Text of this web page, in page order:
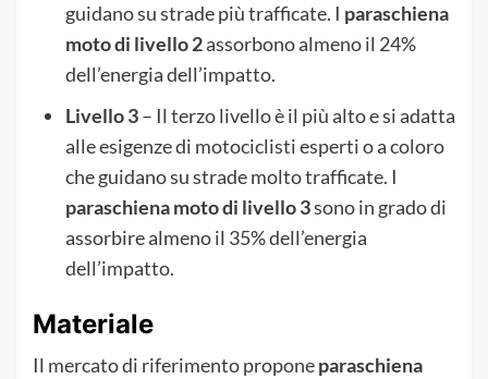
guidano su strade più trafficate. I paraschiena
moto di livello 2assorbono almeno il 24%
dell’energia dell’impatto.
Livello 3– Il terzo livello è il più alto e si adatta
alle esigenze di motociclisti esperti o a coloro
che guidano su strade molto trafficate. I
paraschiena moto di livello 3sono in grado di
assorbire almeno il 35% dell’energia
dell’impatto.
Materiale
Il mercato di riferimento proponeparaschiena